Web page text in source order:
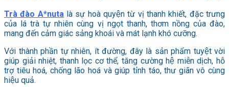
Trà đào A*nuta là sự hoà quyện từ vị thanh khiết, đặc trưng
của lá trà tự nhiên cùng vị ngọt thanh, thơm nồng của đào,
mang đến cảm giác sảng khoái và mát lạnh khó cưỡng.
Với thành phần tự nhiên, ít đường, đây là sản phẩm tuyệt vời
giúp giải nhiệt, thanh lọc cơ thể, tăng cường hệ miễn dịch, hỗ
trợ tiêu hoá, chống lão hoá và giúp tỉnh táo, thư giãn vô cùng
hiệu quả.